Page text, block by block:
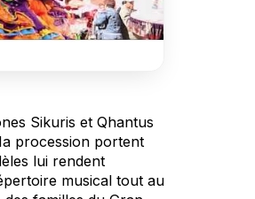
Sikuris et Qhantus
procession portent
lui rendent
musical tout au